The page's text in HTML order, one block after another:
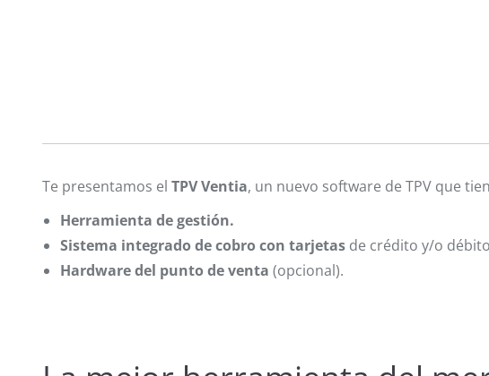
Te presentamos el TPV Ventia, un nuevo software de TPV que
Herramienta de gestión.
Sistema integrado de cobro con tarjetas de crédito y/o
Hardware del punto de venta (opcional).